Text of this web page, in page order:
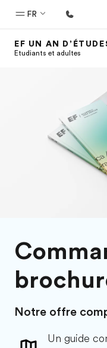
FR
Accueil
Rejoignez nos équipes
EF UN AN
Etudiants et adultes
Notre offre
Un guide